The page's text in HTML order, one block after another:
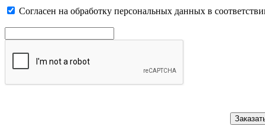
Cогласен на обработку персональных данных в